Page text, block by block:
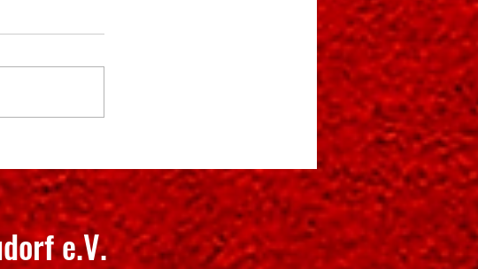
und 14. Juni 2026 Sportpark
Grenzenlos, Annaberg-Buchholz
e.V.